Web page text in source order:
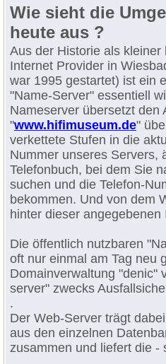
Wie sieht die
heute aus ?
Aus der Historie als kleiner
Internet Provider in
war 1995 gestartet) ist ein
"Name-Server" essentiell
Nameserver übersetzt den
"www.hifimuseum.de"
verkettete Stufen in die
Nummer unseres Servers,
Telefonbuch, bei dem Sie
suchen und die Telefon-
bekommen. Und von dem
hinter dieser
Die öffentlich nutzbaren
oft nur einmal am Tag neu
Domainverwaltung "denic"
server" zwecks
.
Der Web-Server trägt
aus den einzelnen
zusammen und liefert die -